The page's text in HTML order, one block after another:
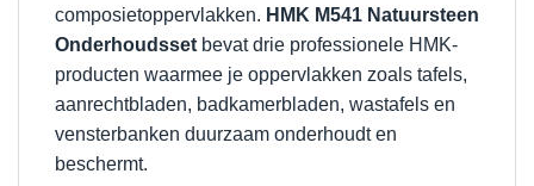
composietoppervlakken. HMK M541 Natuursteen
Onderhoudsset bevat drie professionele HMK-
producten waarmee je oppervlakken zoals tafels,
aanrechtbladen, badkamerbladen, wastafels en
vensterbanken duurzaam onderhoudt en
beschermt.